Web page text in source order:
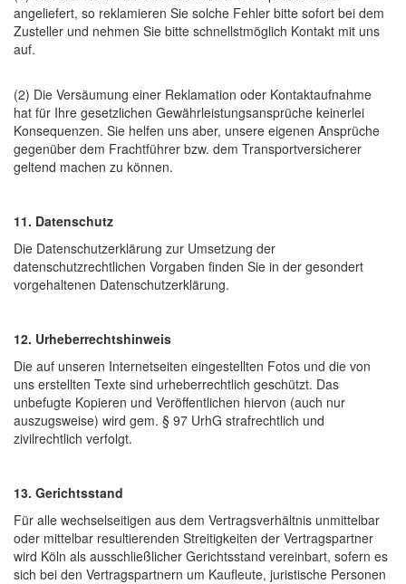
angeliefert, so reklamieren Sie solche Fehler bitte sofort bei dem
Zusteller und nehmen Sie bitte schnellstmöglich Kontakt mit uns
auf.
(2) Die Versäumung einer Reklamation oder Kontaktaufnahme
hat für Ihre gesetzlichen Gewährleistungsansprüche keinerlei
Konsequenzen. Sie helfen uns aber, unsere eigenen Ansprüche
gegenüber dem Frachtführer bzw. dem Transportversicherer
geltend machen zu können.
11. Datenschutz
Die Datenschutzerklärung zur Umsetzung der
datenschutzrechtlichen Vorgaben finden Sie in der gesondert
vorgehaltenen Datenschutzerklärung.
12. Urheberrechtshinweis
Die auf unseren Internetseiten eingestellten Fotos und die von
uns erstellten Texte sind urheberrechtlich geschützt. Das
unbefugte Kopieren und Veröffentlichen hiervon (auch nur
auszugsweise) wird gem. § 97 UrhG strafrechtlich und
zivilrechtlich verfolgt.
13. Gerichtsstand
Für alle wechselseitigen aus dem Vertragsverhältnis unmittelbar
oder mittelbar resultierenden Streitigkeiten der Vertragspartner
wird Köln als ausschließlicher Gerichtsstand vereinbart, sofern es
sich bei den Vertragspartnern um Kaufleute, juristische Personen